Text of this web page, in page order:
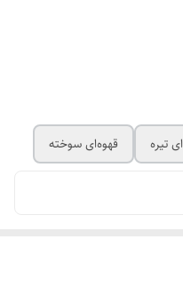
تیره قهوه‌ای سوخته